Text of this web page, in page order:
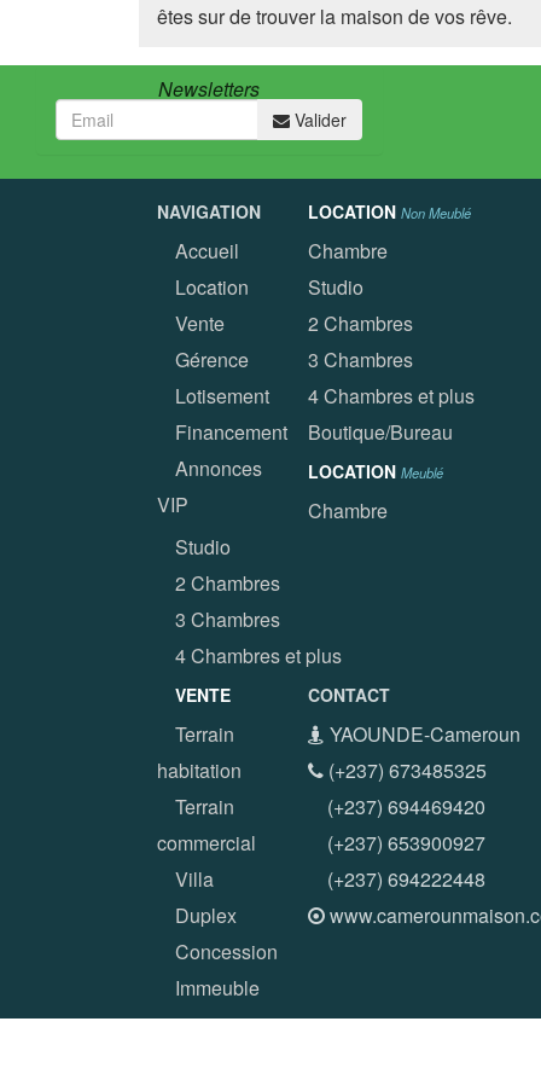
êtes sur de trouver la maison de vos rêve.
Newsletters
Valider
NAVIGATION
Accueil
Location
Vente
Gérence
Lotisement
Financement
Annonces
VIP
LOCATION Non Meublé
Chambre
Studio
2 Chambres
3 Chambres
4 Chambres et plus
Boutique/Bureau
LOCATION Meublé
Chambre
Studio
2 Chambres
3 Chambres
4 Chambres et plus
VENTE
Terrain
habitation
Terrain
commercial
Villa
Duplex
Concession
Immeuble
CONTACT
YAOUNDE-Cameroun
(+237) 673485325
(+237) 694469420
(+237) 653900927
(+237) 694222448